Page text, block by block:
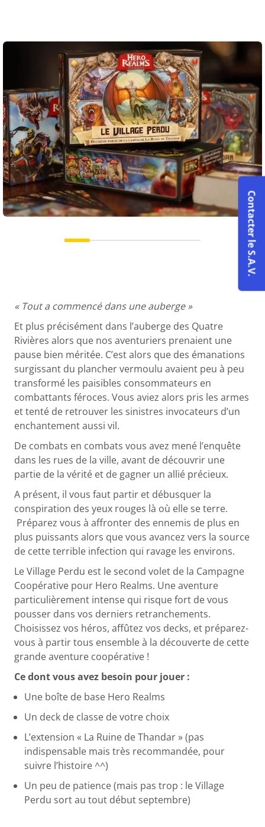
« Tout a commencé dans une auberge »
Et plus précisément dans l’auberge des Quatre
Rivières alors que nos aventuriers prenaient une
pause bien méritée. C’est alors que des émanations
surgissant du plancher vermoulu avaient peu à peu
transformé les paisibles consommateurs en
combattants féroces. Vous aviez alors pris les armes
et tenté de retrouver les sinistres invocateurs d’un
enchantement aussi vil.
De combats en combats vous avez mené l’enquête
dans les rues de la ville, avant de découvrir une
partie de la vérité et de gagner un allié précieux.
A présent, il vous faut partir et débusquer la
conspiration des yeux rouges là où elle se terre.
Préparez vous à affronter des ennemis de plus en
plus puissants alors que vous avancez vers la source
de cette terrible infection qui ravage les environs.
Le Village Perdu est le second volet de la Campagne
Coopérative pour Hero Realms. Une aventure
particulièrement intense qui risque fort de vous
pousser dans vos derniers retranchements.
Choisissez vos héros, affûtez vos decks, et préparez-
vous à partir tous ensemble à la découverte de cette
grande aventure coopérative !
Ce dont vous avez besoin pour jouer :
Une boîte de base Hero Realms
Un deck de classe de votre choix
L’extension « La Ruine de Thandar » (pas
indispensable mais très recommandée, pour
suivre l’histoire ^^)
Un peu de patience (mais pas trop : le Village
Perdu sort au tout début septembre)
Contacter le S.A.V.